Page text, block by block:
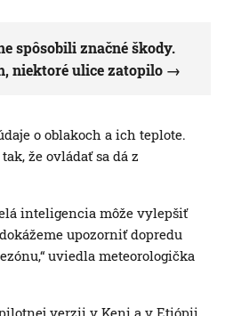
spôsobili značné škody.
niektoré ulice zatopilo
o oblakoch a ich teplote.
že ovládať sa dá z
inteligencia môže vylepšiť
upozorniť dopredu
uviedla meteorologička